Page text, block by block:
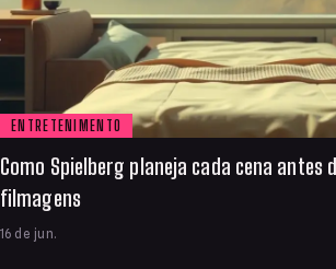
ENTRETENIMENTO
Como Spielberg planeja cada cena antes
filmagens
16 de jun.